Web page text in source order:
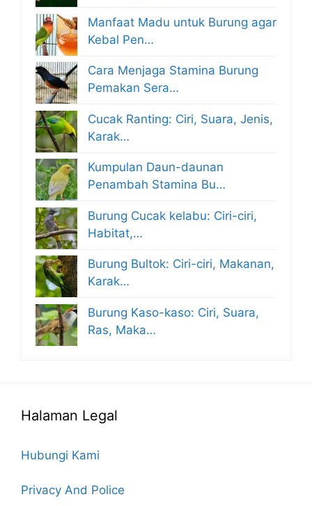
Manfaat Madu untuk Burung agar
Kebal Pen…
Cara Menjaga Stamina Burung
Pemakan Sera…
Cucak Ranting: Ciri, Suara, Jenis,
Karak…
Kumpulan Daun-daunan
Penambah Stamina Bu…
Burung Cucak kelabu: Ciri-ciri,
Habitat,…
Burung Bultok: Ciri-ciri, Makanan,
Karak…
Burung Kaso-kaso: Ciri, Suara,
Ras, Maka…
Halaman Legal
Hubungi Kami
Privacy And Police